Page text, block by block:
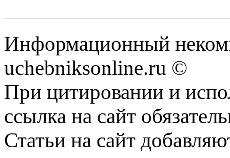
Информационный
uchebniksonline.ru ©
При цитировании и
ссылка на сайт
Статьи на сайт